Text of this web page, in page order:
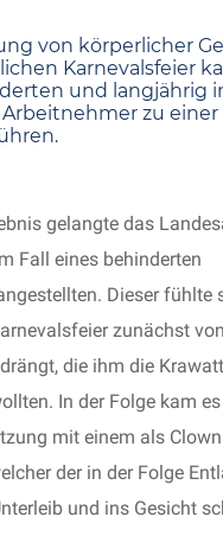
von körperlicher
Karnevalsfeier
und langjährig
zu einer
gelangte das
Fall eines behinderten
Dieser fühlte
zunächst
die ihm die
In der Folge kam
mit einem als
der in der Folge
und ins Gesicht